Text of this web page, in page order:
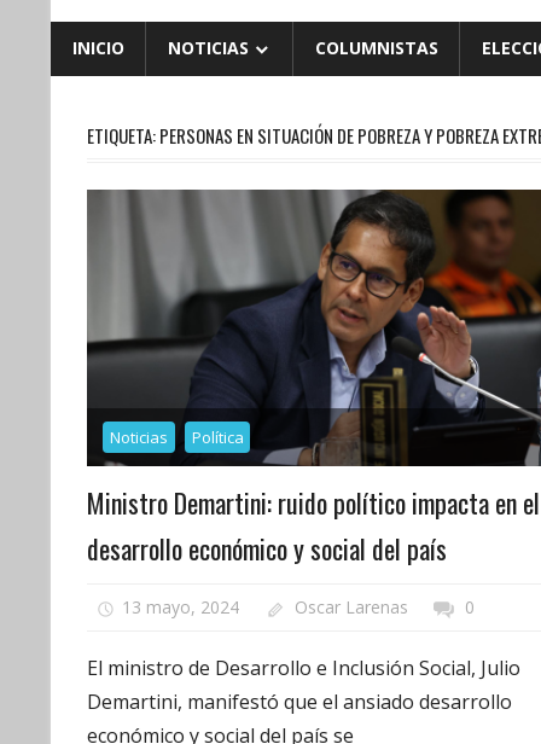
INICIO NOTICIAS COLUMNISTAS
ETIQUETA:PERSONAS EN SITUACIÓN DE POBREZA Y POBREZA
Noticias Política
Ministro Demartini: ruido político impacta en el
desarrollo económico y social del país
13 mayo, 2024 Oscar Larenas 0
El ministro de Desarrollo e Inclusión Social, Julio
Demartini, manifestó que el ansiado desarrollo
económico y social del país se